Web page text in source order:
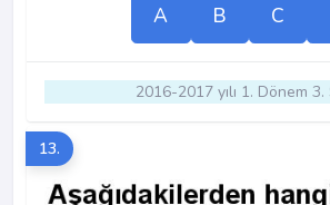
A B C
2016-2017 yılı 1. Dönem 3.
13.